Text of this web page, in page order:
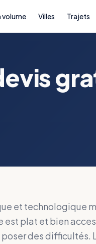
volume Villes Trajets
et technologique
plat et bien
des difficultés.